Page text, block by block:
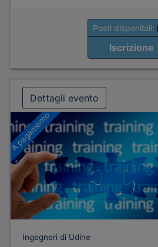
Posti disponibili:
Iscrizione
Dettagli evento
A pagamento
Ingegneri di Udine